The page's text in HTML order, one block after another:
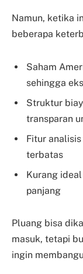
Namun, ketika
beberapa
Saham
sehingga
Struktur
transparan
Fitur
terbatas
Kurang
panjang
Pluang bisa
masuk, tetapi
ingin